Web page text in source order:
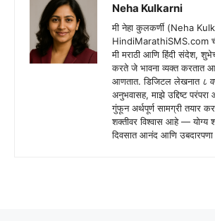
Neha Kulkarni
मी नेहा कुलकर्णी (Neha
HindiMarathiSMS.com
मी मराठी आणि हिंदी संदेश,
करते जे भावना व्यक्त करतात
आणतात. डिजिटल लेखनात ८
अनुभवासह, माझे उद्दिष्ट
गुंफून अर्थपूर्ण सामग्री तयार
शक्तीवर विश्वास आहे — योग्य
दिवसात आनंद आणि